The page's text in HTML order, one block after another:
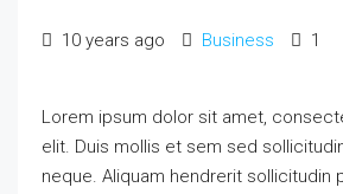
10 years ago Business 1
Lorem ipsum dolor sit amet,
elit. Duis mollis et sem sed
neque. Aliquam hendrerit sollicitudin